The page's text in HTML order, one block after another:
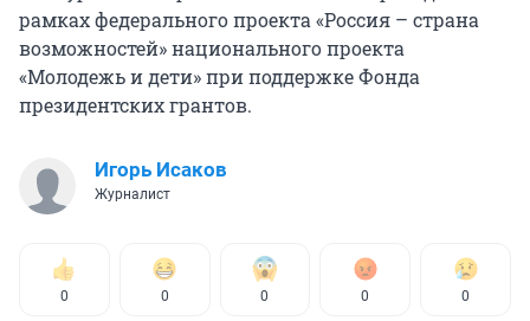
рамках федерального проекта «Россия – страна
возможностей» национального проекта
«Молодежь и дети» при поддержке Фонда
президентских грантов.
Игорь Исаков
Журналист
0 0 0 0 0